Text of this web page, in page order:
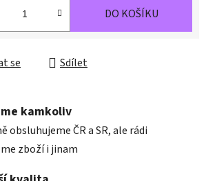
DO KOŠÍKU
se Sdílet
kamkoliv
obsluhujeme ČR a SR, ale rádi
zboží i jinam